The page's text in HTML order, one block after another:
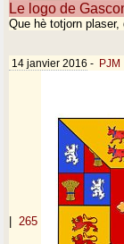
Le logo de
Que hè totjorn
14 janvier 2016 - PJM
265